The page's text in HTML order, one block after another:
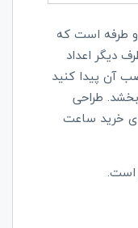
طرفه است که
دیگر اعداد
آن پیدا کنید
طراحی
خرید ساعت
است.